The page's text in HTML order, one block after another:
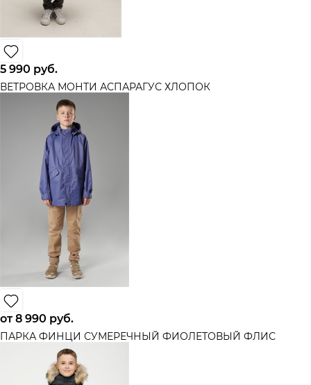
5 990 руб.
ВЕТРОВКА МОНТИ АСПАРАГУС ХЛОПОК
от8 990 руб.
ПАРКА ФИНЦИ СУМЕРЕЧНЫЙ ФИОЛЕТОВЫЙ ФЛИС